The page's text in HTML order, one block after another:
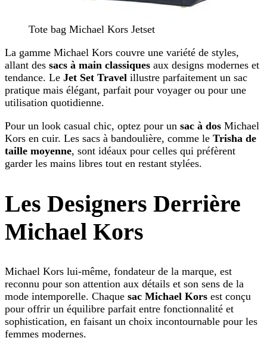
Tote bag Michael Kors Jetset
La gamme Michael Kors couvre une variété de styles,
allant des sacs à main classiques aux designs modernes et
tendance. Le Jet Set Travel illustre parfaitement un sac
pratique mais élégant, parfait pour voyager ou pour une
utilisation quotidienne.
Pour un look casual chic, optez pour un sac à dos Michael
Kors en cuir. Les sacs à bandoulière, comme le Trisha de
taille moyenne, sont idéaux pour celles qui préfèrent
garder les mains libres tout en restant stylées.
Les Designers Derrière
Michael Kors
Michael Kors lui-même, fondateur de la marque, est
reconnu pour son attention aux détails et son sens de la
mode intemporelle. Chaque sac Michael Kors est conçu
pour offrir un équilibre parfait entre fonctionnalité et
sophistication, en faisant un choix incontournable pour les
femmes modernes.